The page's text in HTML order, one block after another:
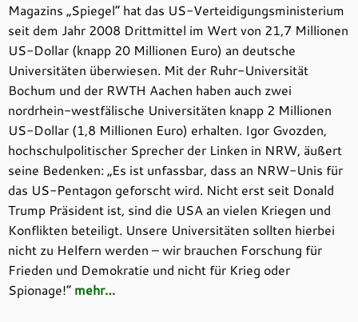
Magazins „Spiegel“ hat das US-Verteidigungsministerium
seit dem Jahr 2008 Drittmittel im Wert von 21,7 Millionen
US-Dollar (knapp 20 Millionen Euro) an deutsche
Universitäten überwiesen. Mit der Ruhr-Universität
Bochum und der RWTH Aachen haben auch zwei
nordrhein-westfälische Universitäten knapp 2 Millionen
US-Dollar (1,8 Millionen Euro) erhalten. Igor Gvozden,
hochschulpolitischer Sprecher der Linken in NRW, äußert
seine Bedenken: „Es ist unfassbar, dass an NRW-Unis für
das US-Pentagon geforscht wird. Nicht erst seit Donald
Trump Präsident ist, sind die USA an vielen Kriegen und
Konflikten beteiligt. Unsere Universitäten sollten hierbei
nicht zu Helfern werden – wir brauchen Forschung für
Frieden und Demokratie und nicht für Krieg oder
Spionage!“ mehr…